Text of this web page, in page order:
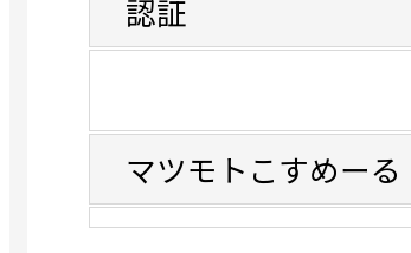
認証
マツモトこすめーる